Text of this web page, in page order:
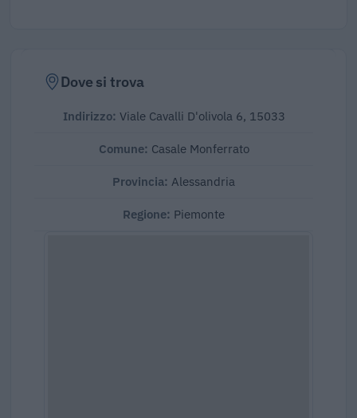
Dove si trova
Indirizzo: Viale Cavalli D'olivola 6, 15033
Comune: Casale Monferrato
Provincia: Alessandria
Regione: Piemonte